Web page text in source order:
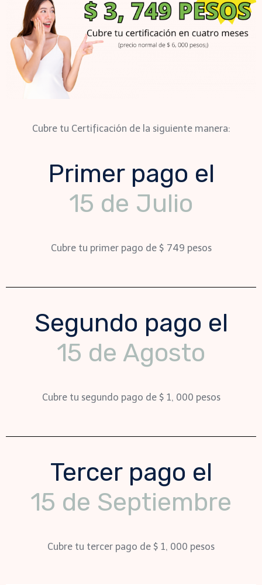
Cubre tu Certificación de la siguiente manera:
Primer pago el
15 de Julio
Cubre tu primer pago de $ 749 pesos
Segundo pago el
15 de Agosto
Cubre tu segundo pago de $ 1, 000 pesos
Tercer pago el
15 de Septiembre
Cubre tu tercer pago de $ 1, 000 pesos